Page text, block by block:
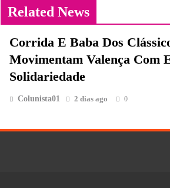
Related News
Corrida E Baba Dos
Movimentam Valença Com
Solidariedade
Colunista01 2 dias ago 0